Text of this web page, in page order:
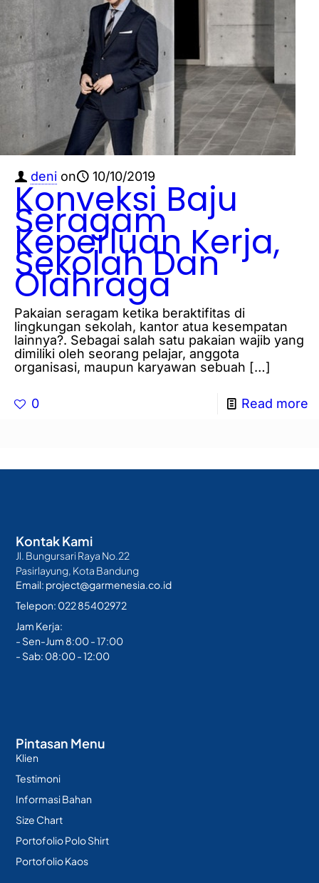
deni on 10/10/2019
Konveksi Baju
Seragam
Keperluan Kerja,
Sekolah Dan
Olahraga
Pakaian seragam ketika beraktifitas di
lingkungan sekolah, kantor atua kesempatan
lainnya?. Sebagai salah satu pakaian wajib yang
dimiliki oleh seorang pelajar, anggota
organisasi, maupun karyawan sebuah […]
0 Read more
Pintasan Menu
Klien
Testimoni
Informasi Bahan
Size Chart
Portofolio Polo Shirt
Portofolio Kaos
Kontak Kami
Jl. Bungursari Raya No.22
Pasirlayung, Kota Bandung
Email: project@garmenesia.co.id
Telepon: 022 85402972
Jam Kerja:
- Sen-Jum 8:00 - 17:00
- Sab: 08:00 - 12:00